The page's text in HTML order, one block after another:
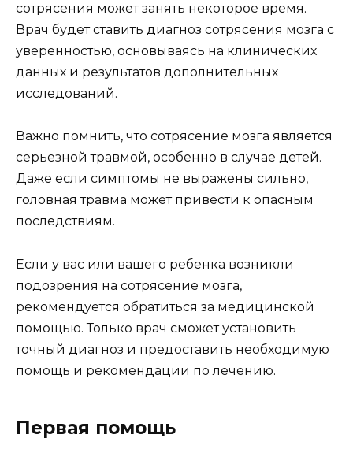
сотрясения может занять некоторое время.
Врач будет ставить диагноз сотрясения мозга с
уверенностью, основываясь на клинических
данных и результатов дополнительных
исследований.
Важно помнить, что сотрясение мозга является
серьезной травмой, особенно в случае детей.
Даже если симптомы не выражены сильно,
головная травма может привести к опасным
последствиям.
Если у вас или вашего ребенка возникли
подозрения на сотрясение мозга,
рекомендуется обратиться за медицинской
помощью. Только врач сможет установить
точный диагноз и предоставить необходимую
помощь и рекомендации по лечению.
Первая помощь